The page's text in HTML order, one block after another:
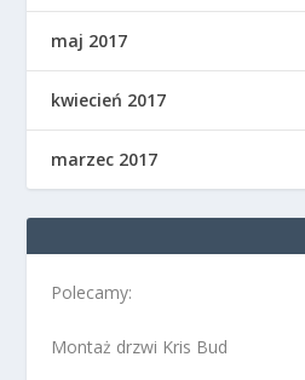
maj 2017
kwiecień 2017
marzec 2017
Polecamy:
Montaż drzwi Kris Bud